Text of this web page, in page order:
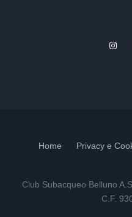
Home Privacy e
Club Subacqueo Belluno
C.F.